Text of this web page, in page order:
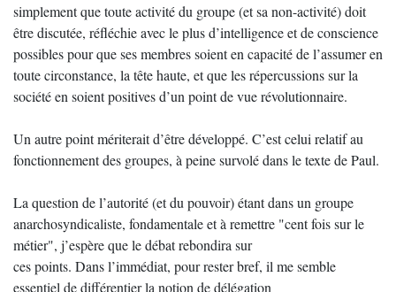
simplement que toute activité du groupe (et sa non-activité) doit
être discutée, réfléchie avec le plus d’intelligence et de conscience
possibles pour que ses membres soient en capacité de l’assumer en
toute circonstance, la tête haute, et que les répercussions sur la
société en soient positives d’un point de vue révolutionnaire.
Un autre point mériterait d’être développé. C’est celui relatif au
fonctionnement des groupes, à peine survolé dans le texte de Paul.
La question de l’autorité (et du pouvoir) étant dans un groupe
anarchosyndicaliste, fondamentale et à remettre "cent fois sur le
métier", j’espère que le débat rebondira sur
ces points. Dans l’immédiat, pour rester bref, il me semble
essentiel de différentier la notion de délégation